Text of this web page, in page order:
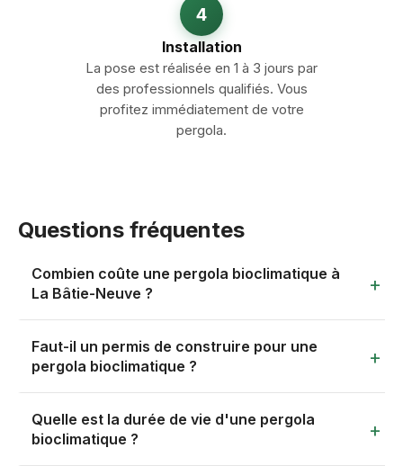
4
Installation
La pose est réalisée en 1 à 3 jours par
des professionnels qualifiés. Vous
profitez immédiatement de votre
pergola.
Questions fréquentes
Combien coûte une pergola bioclimatique à
La Bâtie-Neuve ?
situe entre 400 € et 1500 € par m², pose comprise. Ce
tarif dépend de la surface couverte, du type de
structure (adossée ou autoportante), de la motorisation
et des options retenues — stores latéraux, éclairage
LED, capteurs climat. Pour obtenir un chiffrage adapté à
Faut-il un permis de construire pour une
pergola bioclimatique ?
n'est nécessaire sauf en zone protégée. Entre 5 et 20
m², une déclaration préalable suffit. Au-delà de 20 m², le
Quelle est la durée de vie d'une pergola
bioclimatique ?